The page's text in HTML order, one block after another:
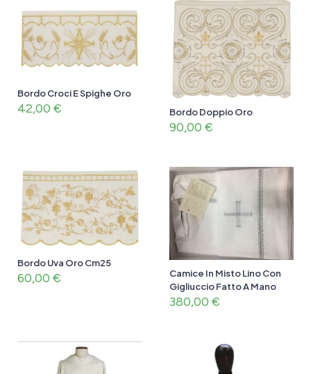
Bordo Croci E Spighe Oro
42,00 € Bordo Doppio Oro
90,00 €
Bordo Uva Oro Cm25
60,00 €
Camice In Misto Lino Con
Gigliuccio Fatto A Mano
380,00 €